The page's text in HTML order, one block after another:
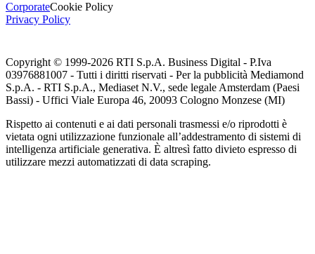
CorporateCookie Policy
Privacy Policy
Copyright © 1999-2026 RTI S.p.A. Business Digital - P.Iva
03976881007 - Tutti i diritti riservati - Per la pubblicità Mediamond
S.p.A. - RTI S.p.A., Mediaset N.V., sede legale Amsterdam (Paesi
Bassi) - Uffici Viale Europa 46, 20093 Cologno Monzese (MI)
Rispetto ai contenuti e ai dati personali trasmessi e/o riprodotti è
vietata ogni utilizzazione funzionale all’addestramento di sistemi di
intelligenza artificiale generativa. È altresì fatto divieto espresso di
utilizzare mezzi automatizzati di data scraping.